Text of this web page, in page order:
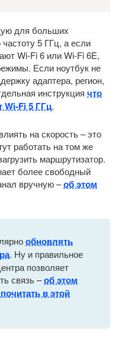
для больших
5 ГГц, а если
Wi-Fi 6 или Wi-Fi 6E,
Если ноутбук не
адаптера, регион,
инструкция что
Wi-Fi 5 ГГц.
на скорость – это
работать на том же
маршрутизатор.
более свободный
вручную –об этом
обновлять
. Ну и правильное
позволяет
связь –об этом
в этой